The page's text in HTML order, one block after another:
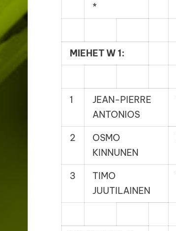
*
MIEHET W 1:
1
JEAN-PIERRE
ANTONIOS
2
OSMO
KINNUNEN
3
TIMO
JUUTILAINEN